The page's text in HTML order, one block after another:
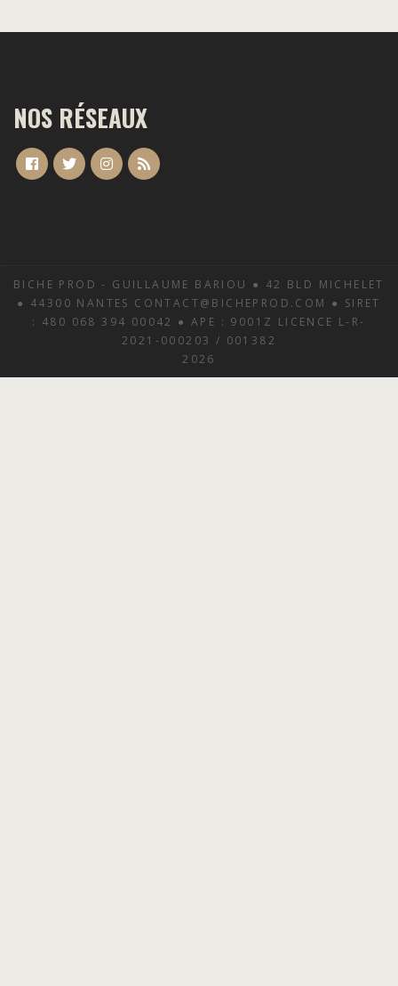
NOS RÉSEAUX
BICHE PROD - GUILLAUME BARIOU ● 42 BLD MICHELET
● 44300 NANTES CONTACT@BICHEPROD.COM ● SIRET
: 480 068 394 00042 ● APE : 9001Z LICENCE L-R-
2021-000203 / 001382
2026